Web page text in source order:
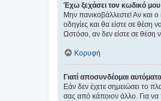
Έχω ξεχάσει τον κωδικό
Μην πανικοβάλλεστε! Αν και
οδηγίες και θα είστε σε θέση
Ωστόσο, αν δεν είστε σε θέση
Κορυφή
Γιατί αποσυνδέομαι
Εάν δεν έχετε σημειώσει το
σας από κάποιον άλλο. Για να